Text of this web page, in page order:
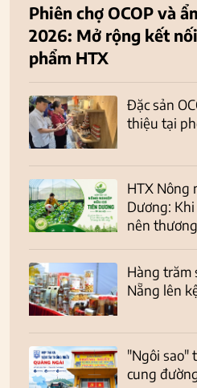
Phiên chợ OCOP và
2026: Mở rộng kết
phẩm HTX
Đặc sản
thiệu tại
HTX Nông
Dương:
nên
Hàng trăm
Nẵng lên
"Ngôi sao"
cung